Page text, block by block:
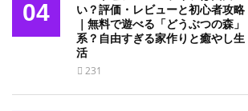
04
い？評価・レビューと初心者攻略
｜無料で遊べる「どうぶつの森」
系？自由すぎる家作りと癒やし生
活
231